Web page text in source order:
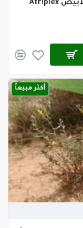
بذور الرغل الأبيض Atriplex
أكثر مبيعاً